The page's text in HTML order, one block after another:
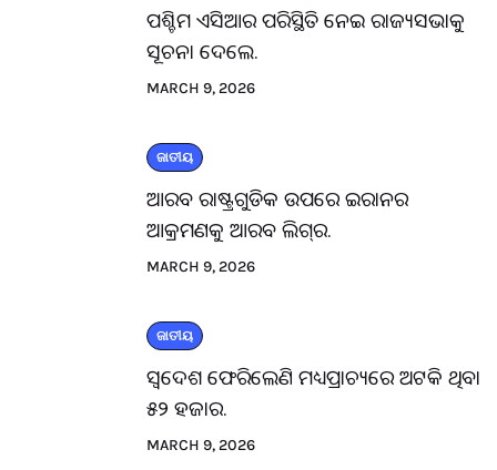
ପଶ୍ଚିମ ଏସିଆର ପରିସ୍ଥିତି ନେଇ ରାଜ୍ୟସଭାକୁ
ସୂଚନା ଦେଲେ.
MARCH 9, 2026
ଜାତୀୟ
ଆରବ ରାଷ୍ଟ୍ରଗୁଡିକ ଉପରେ ଇରାନର
ଆକ୍ରମଣକୁ ଆରବ ଲିଗ୍‌ର.
MARCH 9, 2026
ଜାତୀୟ
ସ୍ବଦେଶ ଫେରିଲେଣି ମଧ୍ୟପ୍ରାଚ୍ୟରେ ଅଟକି ଥିବା
୫୨ ହଜାର.
MARCH 9, 2026